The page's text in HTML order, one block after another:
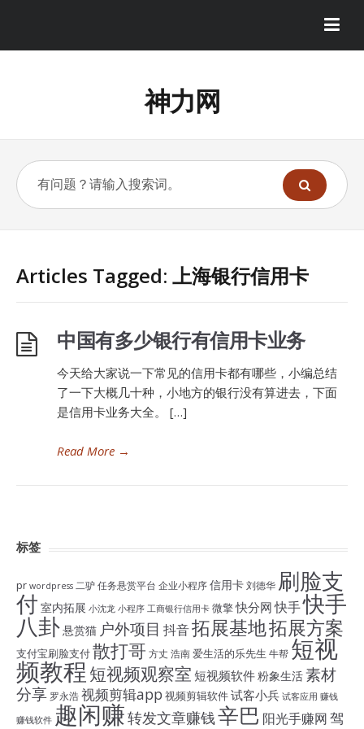
神力网
Articles Tagged: 上海银行信用卡
中国有多少银行有信用卡业务
今天给大家说一下常见的信用卡都有哪些，小编总结
了一下大概几十种，小地方的银行没有算进去，下面
是信用卡业务大全。 […]
Read More →
标签
pr wordpress 二驴任务悬赏平台 企业小程序信用卡刘德华 刷脸支
付 室内拓展 小沈龙 小程序 工商银行信用卡 微擎快分网 快手快手
八卦悬赏猫 户外项目 抖音拓展基地拓展方案
支付宝刷脸支付散打哥 方丈 浩南爱生活的乐先生 牛帮 短视
频教程 短视频观察室 短视频软件粉象生活素材
分享 罗永浩视频剪辑app 视频剪辑软件试客小兵 试客应用 赚钱
赚钱软件 趣闲赚转发文章赚钱辛巴 阳光手赚网驾